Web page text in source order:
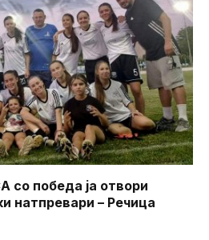
победа ја отвори
натпревари – Речица